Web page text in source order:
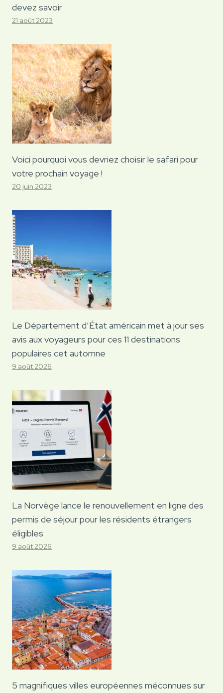
devez savoir
21 août 2023
Voici pourquoi vous devriez choisir le safari pour
votre prochain voyage !
20 juin 2023
Le Département d’État américain met à jour ses
avis aux voyageurs pour ces 11 destinations
populaires cet automne
9 août 2026
La Norvège lance le renouvellement en ligne des
permis de séjour pour les résidents étrangers
éligibles
9 août 2026
5 magnifiques villes européennes méconnues sur